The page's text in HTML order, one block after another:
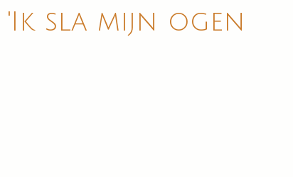
sla mijn ogen